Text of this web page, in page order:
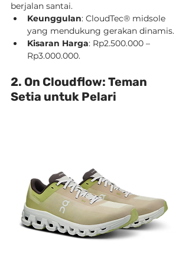
berjalan santai.
Keunggulan: CloudTec® midsole
yang mendukung gerakan dinamis.
Kisaran Harga: Rp2.500.000 –
Rp3.000.000.
2. On Cloudflow: Teman
Setia untuk Pelari